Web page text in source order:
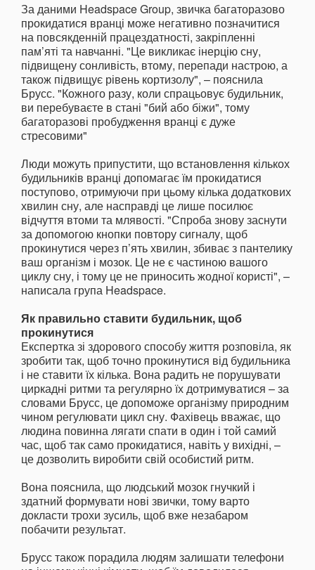
За даними Headspace Group, звичка багаторазово
прокидатися вранці може негативно позначитися
на повсякденній працездатності, закріпленні
пам’яті та навчанні. "Це викликає інерцію сну,
підвищену сонливість, втому, перепади настрою, а
також підвищує рівень кортизолу", – пояснила
Брусс. "Кожного разу, коли спрацьовує будильник,
ви перебуваєте в стані "бий або біжи", тому
багаторазові пробудження вранці є дуже
стресовими"
Люди можуть припустити, що встановлення кількох
будильників вранці допомагає їм прокидатися
поступово, отримуючи при цьому кілька додаткових
хвилин сну, але насправді це лише посилює
відчуття втоми та млявості. "Спроба знову заснути
за допомогою кнопки повтору сигналу, щоб
прокинутися через п’ять хвилин, збиває з пантелику
ваш організм і мозок. Це не є частиною вашого
циклу сну, і тому це не приносить жодної користі", –
написала група Headspace.
Як правильно ставити будильник, щоб
прокинутися
Експертка зі здорового способу життя розповіла, як
зробити так, щоб точно прокинутися від будильника
і не ставити їх кілька. Вона радить не порушувати
циркадні ритми та регулярно їх дотримуватися – за
словами Брусс, це допоможе організму природним
чином регулювати цикл сну. Фахівець вважає, що
людина повинна лягати спати в один і той самий
час, щоб так само прокидатися, навіть у вихідні, –
це дозволить виробити свій особистий ритм.
Вона пояснила, що людський мозок гнучкий і
здатний формувати нові звички, тому варто
докласти трохи зусиль, щоб вже незабаром
побачити результат.
Брусс також порадила людям залишати телефони